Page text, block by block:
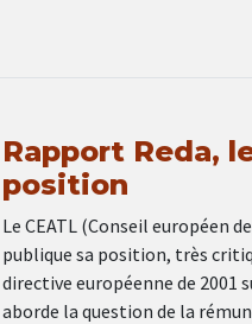
Rapport Reda,
position
Le CEATL (Conseil européen
publique sa position, très
directive européenne de 2001
aborde la question de la